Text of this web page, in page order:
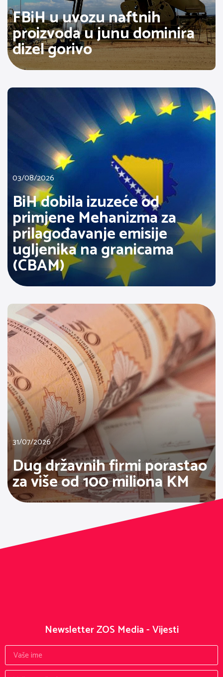
FBiH u uvozu naftnih
proizvoda u junu dominira
dizel gorivo
03/08/2026
BiH dobila izuzeće od
primjene Mehanizma za
prilagođavanje emisije
ugljenika na granicama
(CBAM)
31/07/2026
Dug državnih firmi porastao
za više od 100 miliona KM
Newsletter ZOS Media - Vijesti